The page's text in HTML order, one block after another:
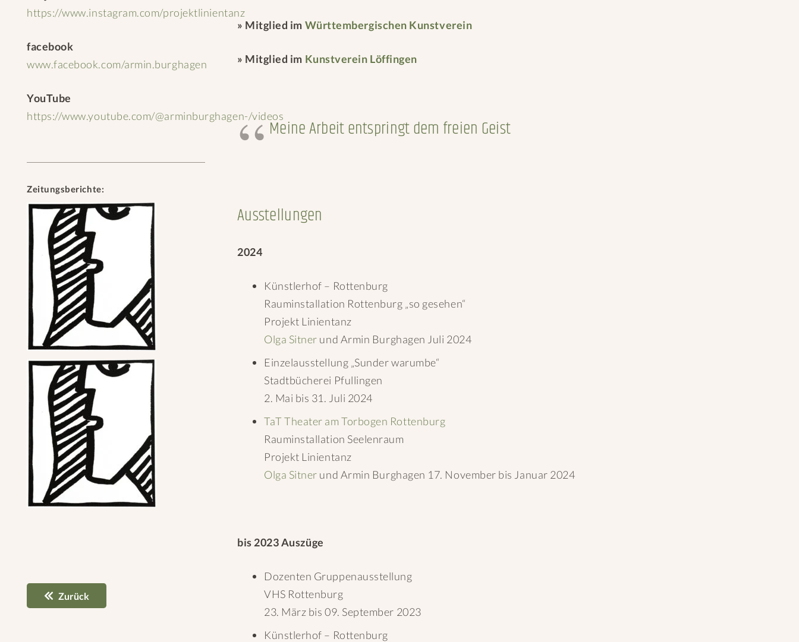
https://www.instagram.com/projektlinientanz
facebook
www.facebook.com/armin.burghagen
YouTube
https://www.youtube.com/@arminburghagen-/videos
Zeitungsberichte:
Zurück
» Mitglied im Württembergischen Kunstverein
» Mitglied im Kunstverein Löffingen
Meine Arbeit entspringt dem freien Geist
Ausstellungen
2024
Künstlerhof – Rottenburg
Rauminstallation Rottenburg „so gesehen“
Projekt Linientanz
Olga Sitner und Armin Burghagen Juli 2024
Einzelausstellung „Sunder warumbe“
Stadtbücherei Pfullingen
2. Mai bis 31. Juli 2024
TaT Theater am Torbogen Rottenburg
Rauminstallation Seelenraum
Projekt Linientanz
Olga Sitner und Armin Burghagen 17. November bis Januar 2024
bis 2023 Auszüge
Dozenten Gruppenausstellung
VHS Rottenburg
23. März bis 09. September 2023
Künstlerhof – Rottenburg